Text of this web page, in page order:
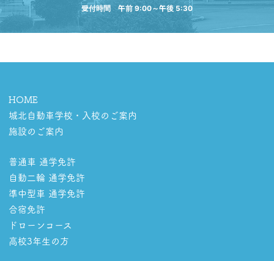
受付時間 午前 9:00～午後 5:30
HOME
城北自動車学校・入校のご案内
施設のご案内
普通車 通学免許
自動二輪 通学免許
準中型車 通学免許
合宿免許
ドローンコース
高校3年生の方